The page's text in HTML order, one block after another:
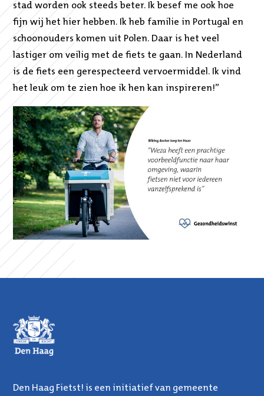
stad worden ook steeds beter. Ik besef me ook hoe
fijn wij het hier hebben. Ik heb familie in Portugal en
schoonouders komen uit Polen. Daar is het veel
lastiger om veilig met de fiets te gaan. In Nederland
is de fiets een gerespecteerd vervoermiddel. Ik vind
het leuk om te zien hoe ik hen kan inspireren!”
Den Haag Fietst! is een initiatief van gemeente